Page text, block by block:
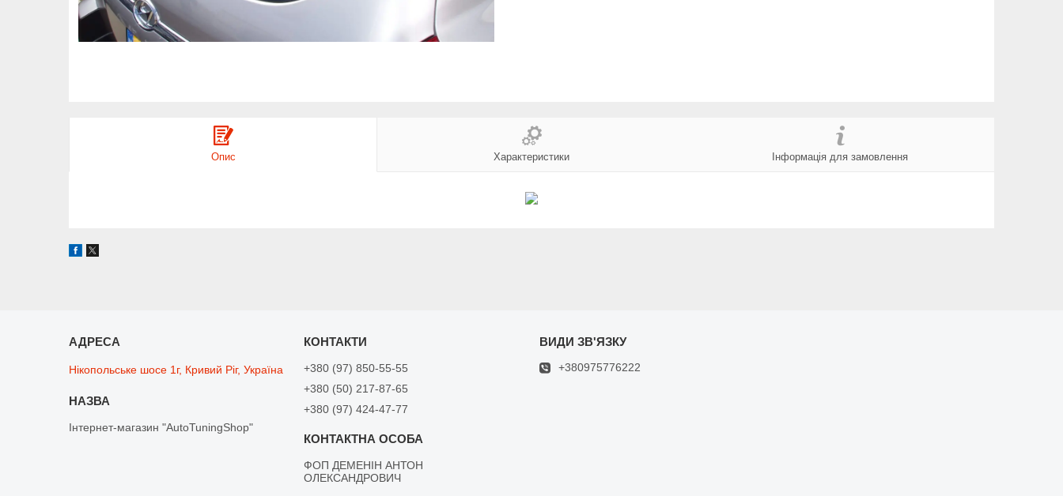
Опис Характеристики Інформація для замовлення
Нікопольське шосе 1г, Кривий Ріг, Україна
Інтернет-магазин "AutoTuningShop"
+380 (97) 850-55-55
+380 (50) 217-87-65
+380 (97) 424-47-77
ФОП ДЕМЕНІН АНТОН
ОЛЕКСАНДРОВИЧ
+380975776222